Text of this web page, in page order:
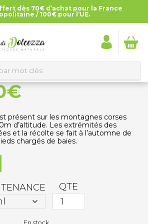
dès 70€ d’achat pour la France
/ 100€ pour l’UE.
>Huiles essentielles>Huile
Nain
DE GENÉVRIER NAIN
€
présent sur les montagnes corses
d’altitude. Les extrémités des
et la récolte se fait à l’automne de
chargés de baies.
QTE